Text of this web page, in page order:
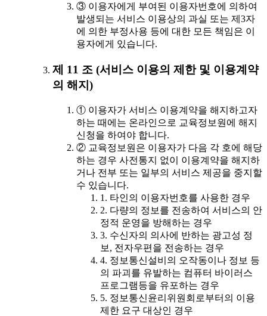
③ 이용자에게 부여된 이용자번호에 의하여
발생되는 서비스 이용상의 과실 또는 제3자
에 의한 부정사용 등에 대한 모든 책임은 이
용자에게 있습니다.
제 11 조 (서비스 이용의 제한 및 이용계약
의 해지)
① 이용자가 서비스 이용계약을 해지하고자
하는 때에는 온라인으로 교육정보원에 해지
신청을 하여야 합니다.
② 교육정보원은 이용자가 다음 각 호에 해당
하는 경우 사전통지 없이 이용계약을 해지하
거나 전부 또는 일부의 서비스 제공을 중지할
수 있습니다.
1. 타인의 이용자번호를 사용한 경우
2. 다량의 정보를 전송하여 서비스의 안
정적 운영을 방해하는 경우
3. 수신자의 의사에 반하는 광고성 정
보, 전자우편을 전송하는 경우
4. 정보통신설비의 오작동이나 정보 등
의 파괴를 유발하는 컴퓨터 바이러스
프로그램등을 유포하는 경우
5. 정보통신윤리위원회로부터의 이용
제한 요구 대상인 경우